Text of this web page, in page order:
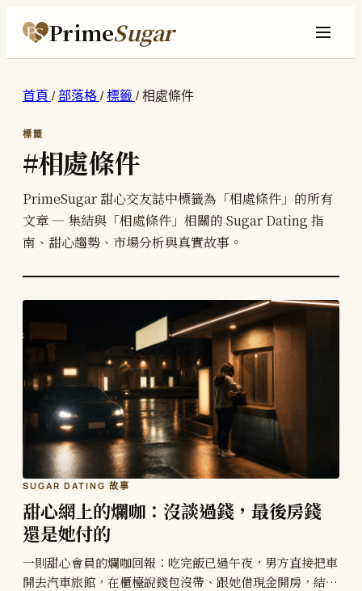
PrimeSugar
首頁 /部落格/標籤/相處條件
標籤
#相處條件
PrimeSugar 甜心交友誌中標籤為「相處條件」的所有
文章 — 集結與「相處條件」相關的 Sugar Dating 指
南、甜心趨勢、市場分析與真實故事。
SUGAR DATING 故事
甜心網上的爛咖：沒談過錢，最後房錢
還是她付的
一則甜心會員的爛咖回報：吃完飯已過午夜，男方直接把車
開去汽車旅館，在櫃檯說錢包沒帶、跟她借現金開房，結束